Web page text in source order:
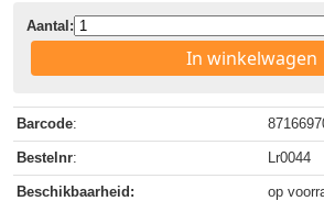
Aantal:
In winkelwagen
Barcode:
Bestelnr: Lr0044
Beschikbaarheid: op